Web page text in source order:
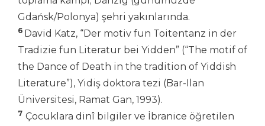
Gdańsk/Polonya) şehri yakınlarında.
6 David Katz, “Der motiv fun Toitentanz in der
Tradizie fun Literatur bei Yidden” (“The motif of
the Dance of Death in the tradition of Yiddish
Literature”), Yidiş doktora tezi (Bar-Ilan
Üniversitesi, Ramat Gan, 1993).
7 Çocuklara dinî bilgiler ve İbranice öğretilen